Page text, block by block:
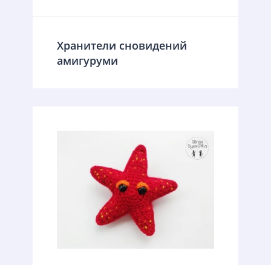
Хранители сновидений
амигуруми